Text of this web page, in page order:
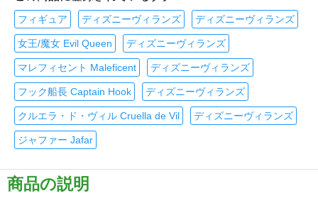
フィギュア ディズニーヴィランズ ディズニーヴィランズ
女王/魔女 Evil Queen ディズニーヴィランズ
マレフィセント Maleficent ディズニーヴィランズ
フック船長 Captain Hook ディズニーヴィランズ
クルエラ・ド・ヴィル Cruella de Vil ディズニーヴィランズ
ジャファー Jafar
商品の説明